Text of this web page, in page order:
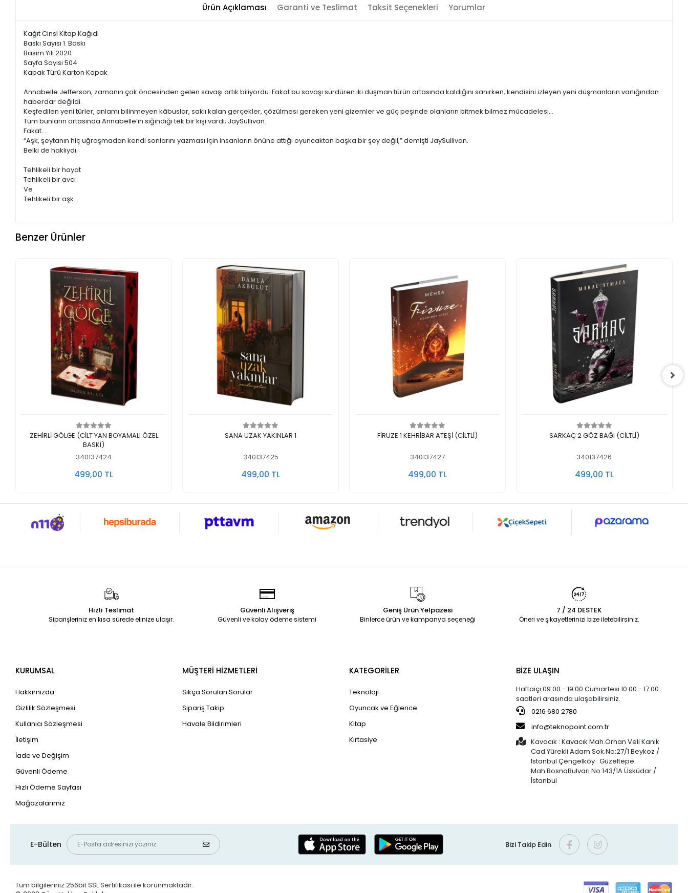
Ürün Açıklaması Garanti ve Teslimat Taksit Seçenekleri Yorumlar
Kağıt Cinsi Kitap Kağıdı
Baskı Sayısı 1. Baskı
Basım Yılı 2020
Sayfa Sayısı 504
Kapak Türü Karton Kapak
Annabelle Jefferson, zamanın çok öncesinden gelen savaşı artık biliyordu. Fakat bu savaşı sürdüren iki düşman türün ortasında kaldığını sanırken, kendisini izleyen yeni düşmanların varlığından
haberdar değildi.
Keşfedilen yeni türler, anlamı bilinmeyen kâbuslar, saklı kalan gerçekler, çözülmesi gereken yeni gizemler ve güç peşinde olanların bitmek bilmez mücadelesi…
Tüm bunların ortasında Annabelle’in sığındığı tek bir kişi vardı; JaySullivan.
Fakat…
“Aşk, şeytanın hiç uğraşmadan kendi sonlarını yazması için insanların önüne attığı oyuncaktan başka bir şey değil,” demişti JaySullivan.
Belki de haklıydı.
Tehlikeli bir hayat
Tehlikeli bir avcı
Ve
Tehlikeli bir aşk…
Benzer Ürünler
Sepete Ekle
ZEHİRLİ GÖLGE (CİLT YAN BOYAMALI ÖZEL
BASKI)
340137424
499,00 TL
Sepete Ekle
SANA UZAK YAKINLAR 1
340137425
499,00 TL
Sepete Ekle
FİRUZE 1 KEHRİBAR ATEŞİ (CİLTLİ)
340137427
499,00 TL
Sepete Ekle
SARKAÇ 2 GÖZ BAĞI (CİLTLİ)
340137426
499,00 TL
Hızlı Teslimat
Siparişleriniz en kısa sürede elinize ulaşır.
Güvenli Alışveriş
Güvenli ve kolay ödeme sistemi
Geniş Ürün Yelpazesi
Binlerce ürün ve kampanya seçeneği
7 / 24 DESTEK
Öneri ve şikayetlerinizi bize iletebilirsiniz.
KURUMSAL
Hakkımızda
Gizlilik Sözleşmesi
Kullanıcı Sözleşmesi
İletişim
İade ve Değişim
Güvenli Ödeme
Hızlı Ödeme Sayfası
Mağazalarımız
MÜŞTERİ HİZMETLERİ
Sıkça Sorulan Sorular
Sipariş Takip
Havale Bildirimleri
KATEGORİLER
Teknoloji
Oyuncak ve Eğlence
Kitap
Kırtasiye
BİZE ULAŞIN
Haftaiçi 09:00 - 19:00 Cumartesi 10:00 - 17:00
saatleri arasında ulaşabilirsiniz.
0216 680 2780
info@teknopoint.com.tr
Kavacık : Kavacık Mah.Orhan Veli Kanık
Cad.Yürekli Adam Sok.No:27/1 Beykoz /
İstanbul Çengelköy : Güzeltepe
Mah.BosnaBulvarı No:143/1A Üsküdar /
İstanbul
E-Bülten Bizi Takip Edin
Tüm bilgileriniz 256bit SSL Sertifikası ile korunmaktadır.